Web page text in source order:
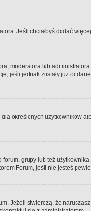
Jeśli chciałbyś dodać
moderatora lub
jeśli jednak zostały już
określonych użytkowników
grupy lub też
Forum, jeśli nie jesteś
Jeżeli stwierdzą, że